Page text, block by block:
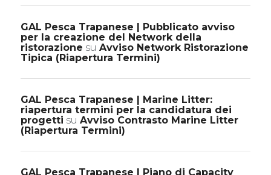
GAL Pesca Trapanese | Pubblicato avviso
per la creazione del Network della
ristorazione su Avviso Network Ristorazione
Tipica (Riapertura Termini)
GAL Pesca Trapanese | Marine Litter:
riapertura termini per la candidatura dei
progetti su Avviso Contrasto Marine Litter
(Riapertura Termini)
GAL Pesca Trapanese | Piano di Capacity